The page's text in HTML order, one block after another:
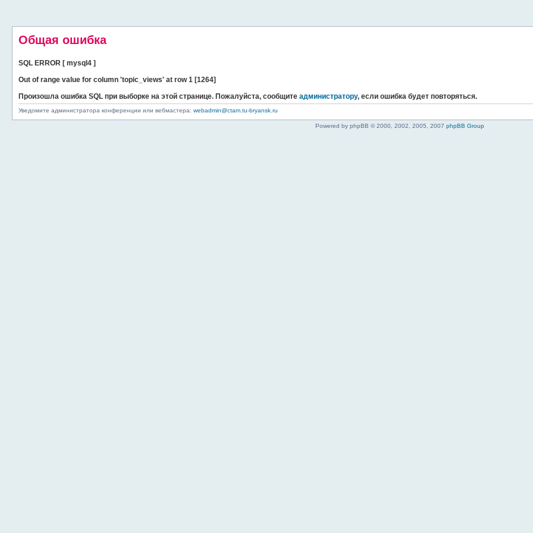
Общая ошибка
SQL ERROR [ mysql4 ]
Out of range value for column 'topic_views' at row 1 [1264]
Произошла ошибка SQL при выборке на этой странице. Пожалуйста, сообщите администратору, если ошибка будет повторяться.
Уведомите администратора конференции или вебмастера: webadmin@ctam.tu-bryansk.ru
Powered by phpBB © 2000, 2002, 2005, 2007 phpBB Group